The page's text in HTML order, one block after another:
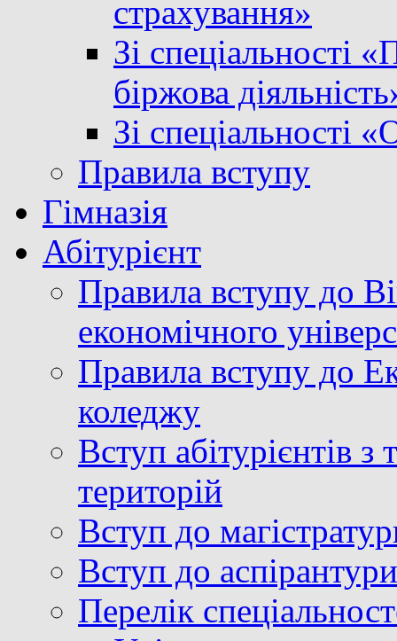
страхування»
Зі спеціальності
біржова
Зі спеціальності
Правила вступу
Гімназія
Абітурієнт
Правила вступу до
економічного
Правила вступу до
коледжу
Вступ абітурієнтів
територій
Вступ до
Вступ до аспірантури
Перелік